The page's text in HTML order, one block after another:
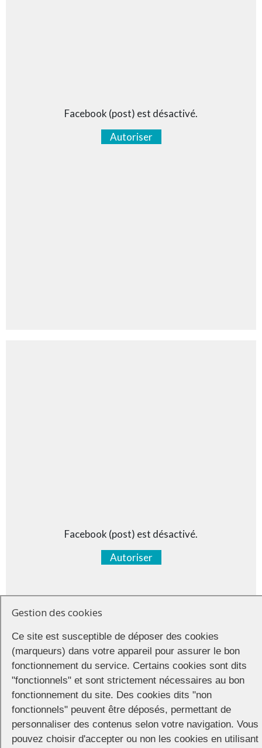
Facebook (post) est désactivé.
Autoriser
Facebook (post) est désactivé.
Autoriser
Gestion des cookies
Ce site est susceptible de déposer des cookies
(marqueurs) dans votre appareil pour assurer le bon
fonctionnement du service. Certains cookies sont dits
"fonctionnels" et sont strictement nécessaires au bon
fonctionnement du site. Des cookies dits "non
fonctionnels" peuvent être déposés, permettant de
personnaliser des contenus selon votre navigation. Vous
pouvez choisir d'accepter ou non les cookies en utilisant